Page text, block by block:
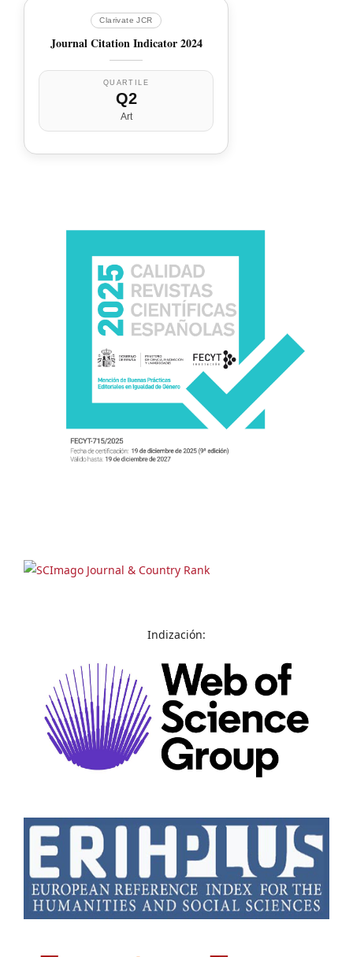
Clarivate JCR
Journal Citation Indicator 2024
QUARTILE
Q2
Art
Indización: